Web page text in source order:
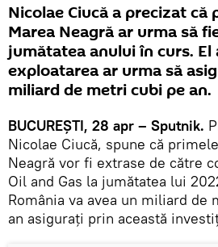
Nicolae Ciucă a precizat că
Marea Neagră ar urma să
jumătatea anului în curs. El
exploatarea ar urma să
miliard de metri cubi pe an.
BUCUREȘTI, 28 apr – Sputnik.
Nicolae Ciucă, spune că
Neagră vor fi extrase de către
Oil and Gas la jumătatea lui
România va avea un miliard de
an asigurați prin această